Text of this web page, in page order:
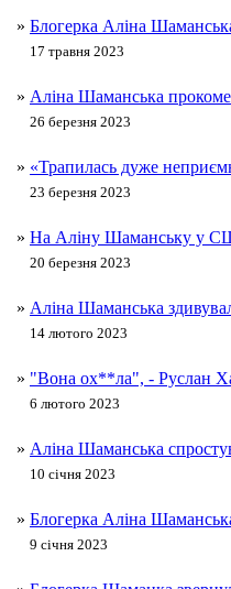
» Блогерка Аліна
17 травня 2023
» Аліна Шаманська
26 березня 2023
» «Трапилась дуже
23 березня 2023
» На Аліну Шаманську у
20 березня 2023
» Аліна Шаманська
14 лютого 2023
» "Вона ох**ла", - Руслан
6 лютого 2023
» Аліна Шаманська
10 січня 2023
» Блогерка Аліна
9 січня 2023